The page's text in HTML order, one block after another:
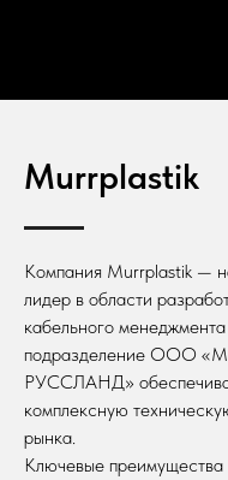
Murrplastik
Компания Murrplastik —
лидер в области
кабельного
подразделение ООО
РУССЛАНД»
комплексную
рынка.
Ключевые